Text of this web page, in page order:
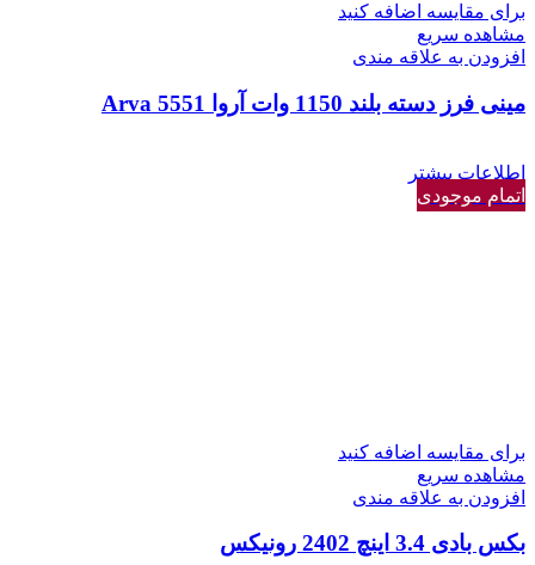
برای مقایسه اضافه کنید
مشاهده سریع
افزودن به علاقه مندی
مینی فرز دسته بلند 1150 وات آروا Arva 5551
اطلاعات بیشتر
اتمام موجودی
برای مقایسه اضافه کنید
مشاهده سریع
افزودن به علاقه مندی
بکس بادی 3.4 اینچ 2402 رونیکس